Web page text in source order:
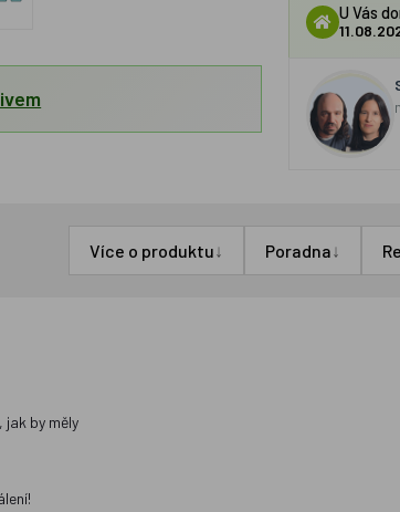
U Vás
Více o produktu↓ Poradna↓
by měly